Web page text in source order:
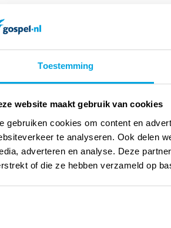
Toestemming
website maakt gebruik van cookies
gebruiken cookies om content en
te analyseren. Ook delen
adverteren en analyse. Deze
of die ze hebben verzameld op
kerken is ondervraagd naar
verdeelt. Aan de orde komen typisch